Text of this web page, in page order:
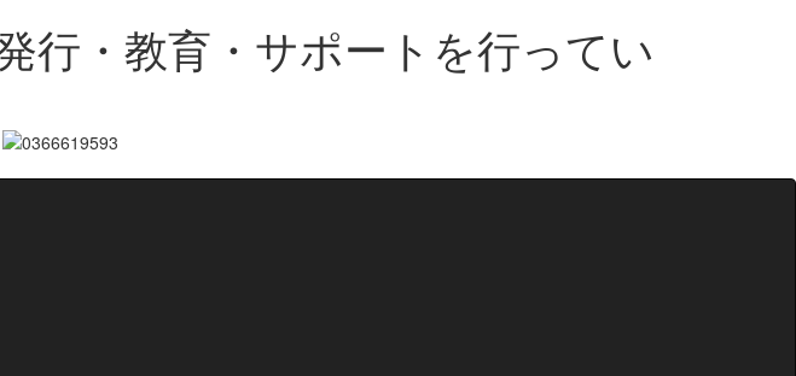
行・教育・サポートを行ってい